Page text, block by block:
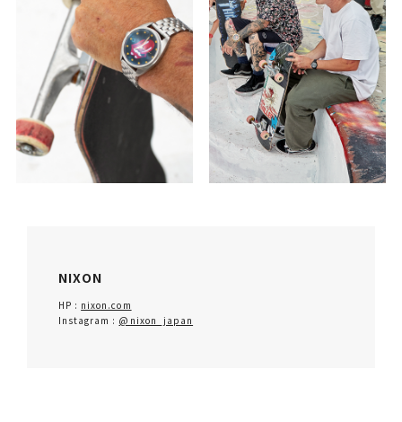
NIXON
HP : nixon.com
Instagram : @nixon_japan